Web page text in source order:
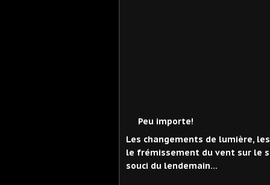
Peu importe!
Les changements de lumière,
le frémissement du vent sur le
souci du lendemain...